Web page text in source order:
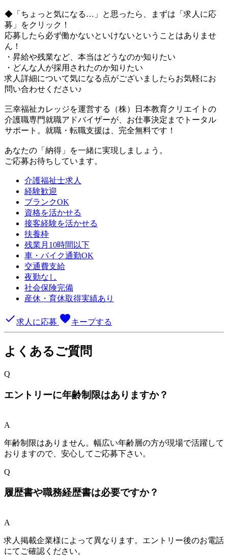
◆「ちょっと気になる…」と思ったら、まずは「求人に応
募」をクリック！
応募したら必ず働かないといけないということはありませ
ん！
・昇給や残業など、本当はどうなのか知りたい
・どんな人が採用されたのか知りたい
求人詳細について気になる点がございましたらお気軽にお
問い合わせください♪
三幸福祉カレッジを運営する（株）日本教育クリエイトの
介護職専門就職アドバイザーが、お仕事決定までトータル
サポート。就職・転職支援は、完全無料です！
あなたの「納得」を一緒に実現しましょう。
ご応募お待ちしています。
介護福祉士求人
経験歓迎
ブランクOK
資格を活かせる
接客経験を活かせる
扶養枠
残業月10時間以下
車・バイク通勤OK
交通費支給
夜勤なし
社会保険完備
産休・育休取得実績あり
done求人に応募 favoriteキープする
よくあるご質問
Q
エントリーに年齢制限はありますか？
A
年齢制限はありません。幅広い年齢層の方が現場で活躍して
おりますので、安心してご応募下さい。
Q
履歴書や職務経歴書は必要ですか？
A
求人掲載企業様によって異なります。エントリー後のお電話
にてご確認ください。